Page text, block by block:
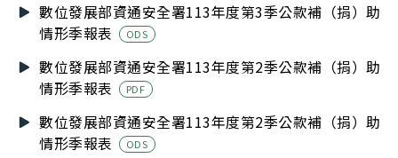
數位發展部資通安全署113年度第3季公款補（捐）助
情形季報表
ODS
數位發展部資通安全署113年度第2季公款補（捐）助
情形季報表
PDF
數位發展部資通安全署113年度第2季公款補（捐）助
情形季報表
ODS